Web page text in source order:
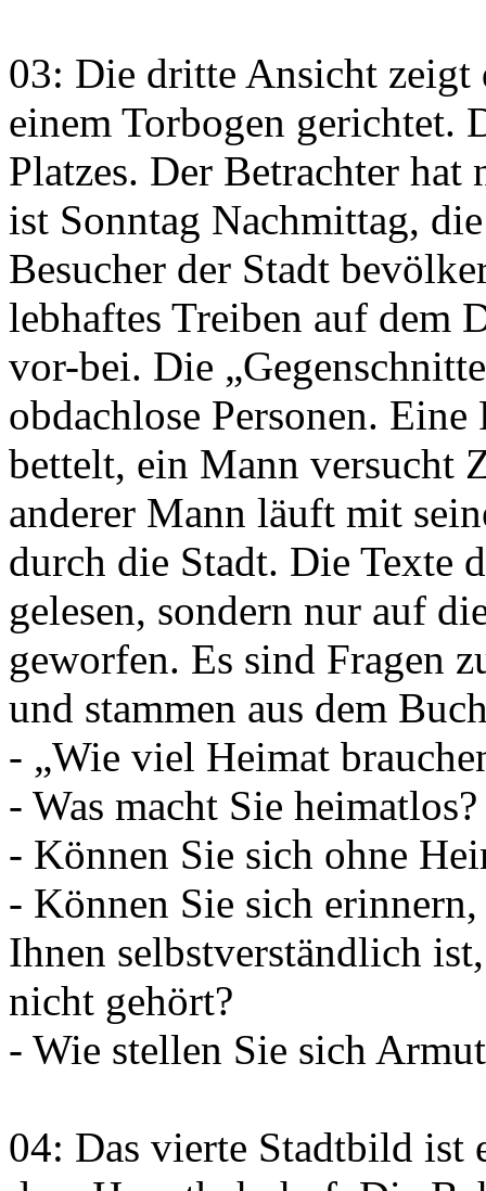
03: Die dritte Ansicht
einem Torbogen gerichtet.
Platzes. Der Betrachter
ist Sonntag Nachmittag,
Besucher der Stadt
lebhaftes Treiben auf dem
vor-bei. Die
obdachlose Personen.
bettelt, ein Mann versucht
anderer Mann läuft mit
durch die Stadt. Die Texte
gelesen, sondern nur auf
geworfen. Es sind Fragen
und stammen aus dem
- „Wie viel Heimat
- Was macht Sie heimatlos?
- Können Sie sich ohne
- Können Sie sich
Ihnen selbstverständlich
nicht gehört?
- Wie stellen Sie sich
04: Das vierte Stadtbild ist